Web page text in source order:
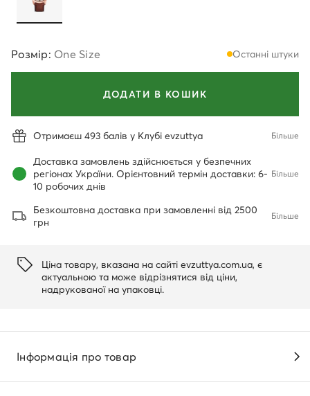
Розмір: One Size Останні штуки
ДОДАТИ В КОШИК
Отримаєш 493 балів у Клубі evzuttya Більше
Доставка замовлень здійснюється у безпечних
регіонах України. Орієнтовний термін доставки: 6-
10 робочих днів
Більше
Безкоштовна доставка при замовленні від 2500
грн
Більше
Ціна товару, вказана на сайті evzuttya.com.ua, є
актуальною та може відрізнятися від ціни,
надрукованої на упаковці.
Інформація про товар